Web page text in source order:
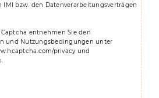
IMI bzw. den Datenverarbeitungsverträgen
entnehmen Sie den
und Nutzungsbedingungen unter
privacyund
.